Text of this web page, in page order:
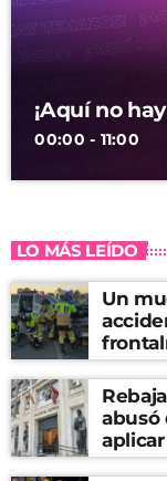
¡Aquí no
00:00 - 11:00
LO MÁS LEÍDO
Un
abusó
aplicar